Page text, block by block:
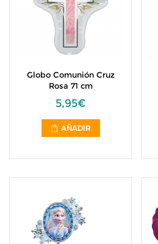
Globo Comunión Cruz
Rosa 71 cm
5,95€
AÑADIR